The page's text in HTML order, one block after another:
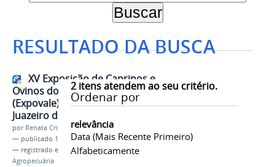
RESULTADO DA BUSCA
2itens atendem ao seu critério.
Ordenar por
relevância
Data (mais Recente Primeiro)
Alfabeticamente
XV Exposição de Caprinos e
Ovinos do Vale do São Francisco
(Expovale) acontece no Campus
Juazeiro da Univasf
por Renata Cristina de Sá Barreto Freitas
— publicado 11/09/2024
— registrado em:
PRPPGI,Proex,Evento
Agropecuária